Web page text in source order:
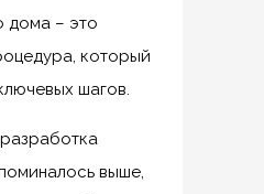
дома – это
который
шагов.
выше,